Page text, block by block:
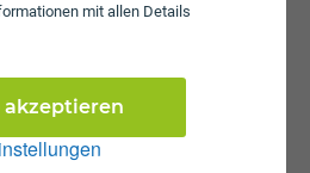
mit allen Details
akzeptieren